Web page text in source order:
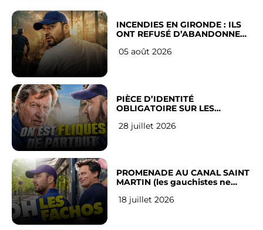
INCENDIES EN GIRONDE : ILS
ONT REFUSÉ D’ABANDONNER
05 août 2026
PIÈCE D’IDENTITÉ
OBLIGATOIRE SUR LES
Français
28 juillet 2026
PROMENADE AU CANAL SAINT
MARTIN (les gauchistes ne
18 juillet 2026